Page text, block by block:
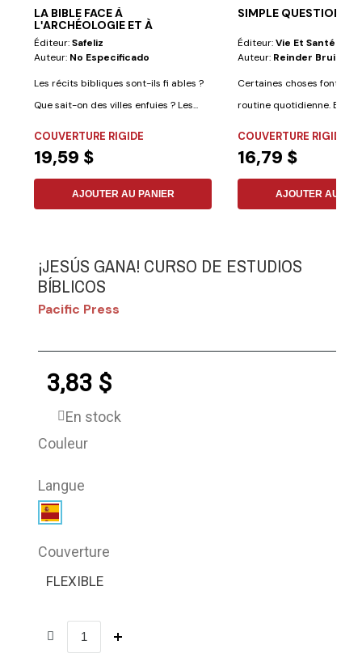
LA BIBLE FACE À
LʹARCHÉOLOGIE ET À
LʹHISTOIRE
Éditeur:Safeliz
Auteur: No Especificado
Les récits bibliques sont-ils fi ables ?
Que sait-on des villes enfuies ? Les...
COUVERTURE RIGIDE
19,59 $
AJOUTER AU PANIER
SIMPLE QUESTION
Éditeur:Vie Et Santé
Auteur: Reinder Bruinsma
Certaines choses font
routine quotidienne. Elles
COUVERTURE RIGIDE
16,79 $
AJOUTER AU
¡JESÚS GANA! CURSO DE ESTUDIOS
BÍBLICOS
Pacific Press
3,83 $
En stock
Couleur
Langue
Couverture
FLEXIBLE